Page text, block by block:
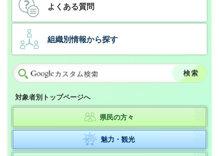
よくある質問
組織別情報から探す
対象者別トップページへ
県民の方々
魅力・観光